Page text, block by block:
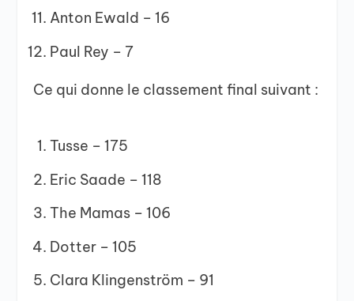
Anton Ewald – 16
Paul Rey – 7
Ce qui donne le classement final suivant :
Tusse – 175
Eric Saade – 118
The Mamas – 106
Dotter – 105
Clara Klingenström – 91